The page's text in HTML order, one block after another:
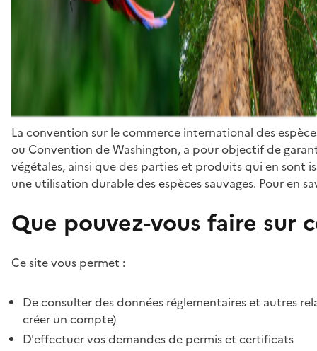
La convention sur le commerce international des
ou Convention de Washington, a pour objectif de
végétales, ainsi que des parties et produits qui en sont
une utilisation durable des espèces sauvages. Pour en
Que pouvez-vous faire sur
Ce site vous permet :
De consulter des données réglementaires et autres
créer un compte)
D'effectuer vos demandes de permis et certificats